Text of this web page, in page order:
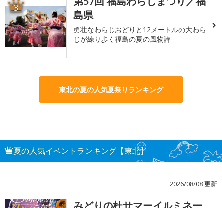
3
島県
勇壮なわらじおどりと12メートルの大わら
じが練り歩く福島の夏の風物詩
東北の夏の人気夏祭りランキング
夏の人気イベントランキング【東北】
2026/08/08 更新
みどりの杜サマーイルミネー